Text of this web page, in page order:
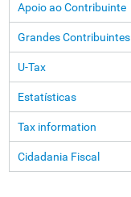
Apoio ao Contribuinte
Grandes Contribuintes
U-Tax
Estatísticas
Tax information
Cidadania Fiscal